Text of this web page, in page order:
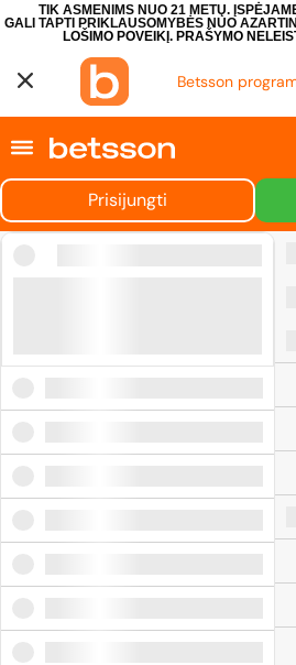
TIK ASMENIMS NUO 21 METŲ.
GALI TAPTI PRIKLAUSOMYBĖS NUO
LOŠIMO POVEIKĮ. PRAŠYMO
Betsson
Prisijungti